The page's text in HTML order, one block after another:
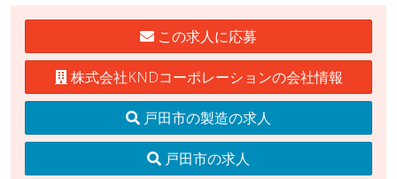
この求人に応募
株式会社KNDコーポレーションの会社情報
戸田市の製造の求人
戸田市の求人